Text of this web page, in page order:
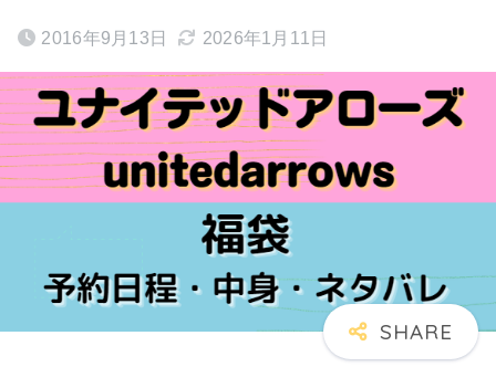
2016年9月13日 2026年1月11日